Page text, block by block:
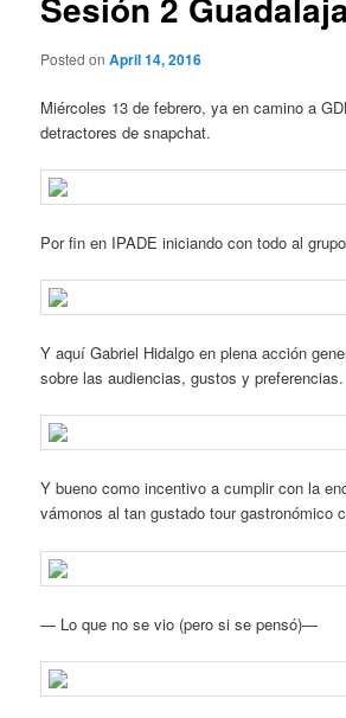
Posted onApril 14, 2016
Miércoles 13 de febrero, ya en camino a
detractores de snapchat.
Por fin en IPADE iniciando con todo al
Y aquí Gabriel Hidalgo en plena acción
sobre las audiencias, gustos y preferencias.
Y bueno como incentivo a cumplir con la
vámonos al tan gustado tour gastronómico
— Lo que no se vio (pero si se pensó)—